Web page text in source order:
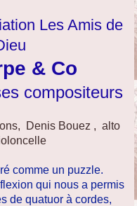
Les Amis de
& Co
compositeurs
Denis Bouez , alto
comme un puzzle.
qui nous a permis
de quatuor à cordes,